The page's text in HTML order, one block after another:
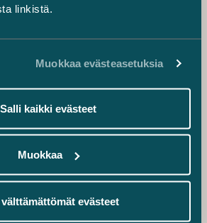
linkistä.
Muokkaa evästeasetuksia
Salli kaikki evästeet
Muokkaa
välttämättömät evästeet
huolellisesti.
40 568 2766
Associate
45 788 44187